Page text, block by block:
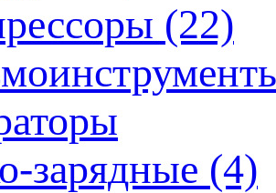
(22)
зарядные (4)